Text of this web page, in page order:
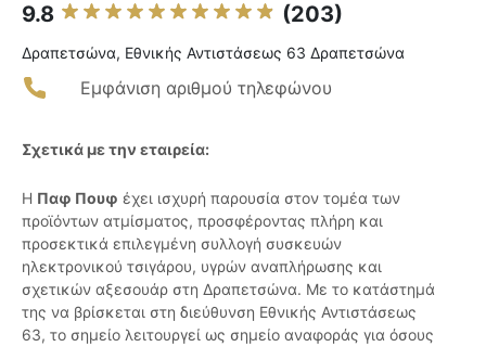
9.8 (203)
Δραπετσώνα, Εθνικής Αντιστάσεως 63 Δραπετσώνα
Εμφάνιση αριθμού τηλεφώνου
Σχετικά με την εταιρεία:
Η Παφ Πουφ έχει ισχυρή παρουσία στον τομέα των
προϊόντων ατμίσματος, προσφέροντας πλήρη και
προσεκτικά επιλεγμένη συλλογή συσκευών
ηλεκτρονικού τσιγάρου, υγρών αναπλήρωσης και
σχετικών αξεσουάρ στη Δραπετσώνα. Με το κατάστημά
της να βρίσκεται στη διεύθυνση Εθνικής Αντιστάσεως
63, το σημείο λειτουργεί ως σημείο αναφοράς για όσους